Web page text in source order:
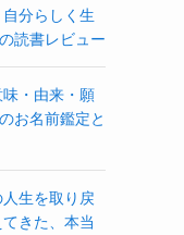
分らしく生
読書レビュー
・由来・願
お名前鑑定と
生を取り戻
きた、本当